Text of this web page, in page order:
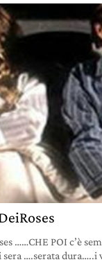
……CHE POI c’è
….serata dura…..i